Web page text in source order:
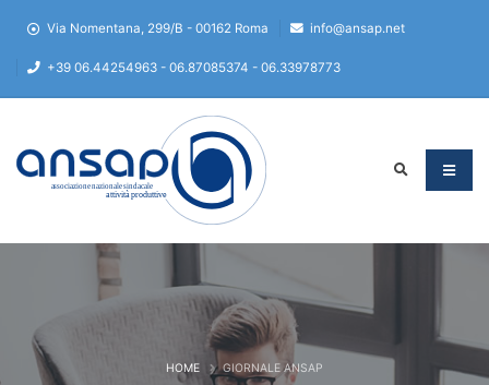
Via Nomentana, 299/B - 00162 Roma info@ansap.net
+39 06.44254963 - 06.87085374 - 06.33978773
HOME GIORNALE ANSAP